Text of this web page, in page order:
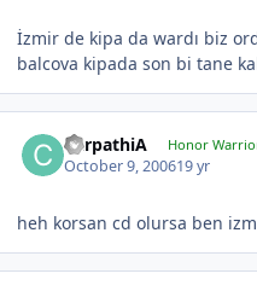
İzmir de kipa da wardı biz
balcova kipada son bi tane
CarpathiA Honor
October 9, 200619 yr
heh korsan cd olursa ben